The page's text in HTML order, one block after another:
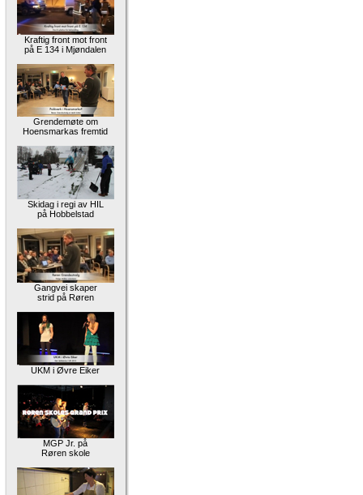
Kraftig front mot front
på E 134 i Mjøndalen
Grendemøte om
Hoensmarkas fremtid
Skidag i regi av HIL
på Hobbelstad
Gangvei skaper
strid på Røren
UKM i Øvre Eiker
MGP Jr. på
Røren skole